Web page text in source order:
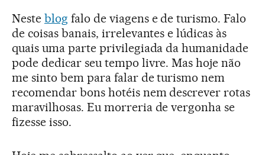
Neste blog falo de viagens e de turismo. Falo
de coisas banais, irrelevantes e lúdicas às
quais uma parte privilegiada da humanidade
pode dedicar seu tempo livre. Mas hoje não
me sinto bem para falar de turismo nem
recomendar bons hotéis nem descrever rotas
maravilhosas. Eu morreria de vergonha se
fizesse isso.